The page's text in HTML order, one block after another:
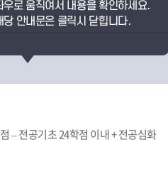
2015년 이후 학번
– 전공기초 24학점 이내 + 전공심화